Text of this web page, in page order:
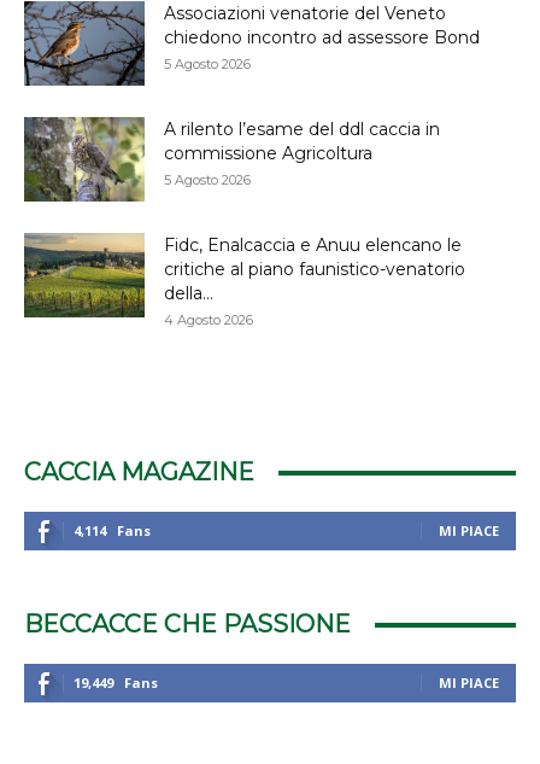
Associazioni venatorie del Veneto
chiedono incontro ad assessore Bond
5 Agosto 2026
A rilento l’esame del ddl caccia in
commissione Agricoltura
5 Agosto 2026
Fidc, Enalcaccia e Anuu elencano le
critiche al piano faunistico-venatorio
della...
4 Agosto 2026
CACCIA MAGAZINE
4,114 Fans MI PIACE
BECCACCE CHE PASSIONE
19,449 Fans MI PIACE